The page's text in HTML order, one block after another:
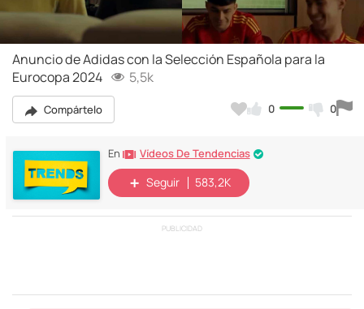
Video
Anuncio de Adidas con la Selección Española para la
Eurocopa 2024
5,5k
Compártelo 0 0
En Vídeos De Tendencias
Seguir 583,2K
PUBLICIDAD